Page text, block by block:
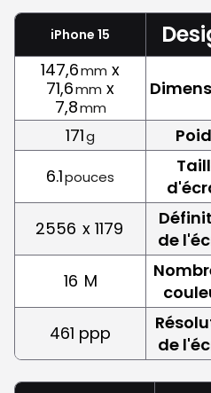
iPhone 15
147,6mm x
71,6mm x
7,8mm
171g
6.1pouces
2556 x 1179
de
16 M
461 ppp
de